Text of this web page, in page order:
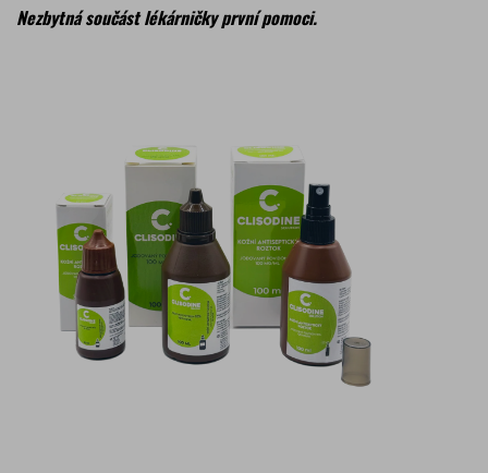
Nezbytná součást lékárničky první pomoci.